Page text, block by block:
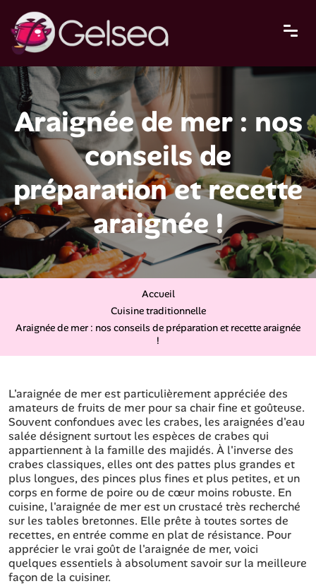
Araignée de mer : nos
conseils de
préparation et recette
araignée !
Accueil
Cuisine traditionnelle
Araignée de mer : nos conseils de préparation et recette araignée
!
L'araignée de mer est particulièrement appréciée des
amateurs de fruits de mer pour sa chair fine et goûteuse.
Souvent confondues avec les crabes, les araignées d'eau
salée désignent surtout les espèces de crabes qui
appartiennent à la famille des majidés. À l'inverse des
crabes classiques, elles ont des pattes plus grandes et
plus longues, des pinces plus fines et plus petites, et un
corps en forme de poire ou de cœur moins robuste. En
cuisine, l'araignée de mer est un crustacé très recherché
sur les tables bretonnes. Elle prête à toutes sortes de
recettes, en entrée comme en plat de résistance. Pour
apprécier le vrai goût de l'araignée de mer, voici
quelques essentiels à absolument savoir sur la meilleure
façon de la cuisiner.